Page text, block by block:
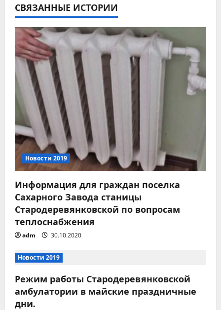
а
ц
и
я
п
о
з
а
п
и
с
я
м
СВЯЗАННЫЕ ИСТОРИИ
Новости 2019
Информация для граждан поселка
Сахарного Завода станицы
Стародеревянковской по вопросам
теплоснабжения
adm 30.10.2020
Новости 2019
Режим работы Стародеревянковской
амбулатории в майские праздничные
дни.